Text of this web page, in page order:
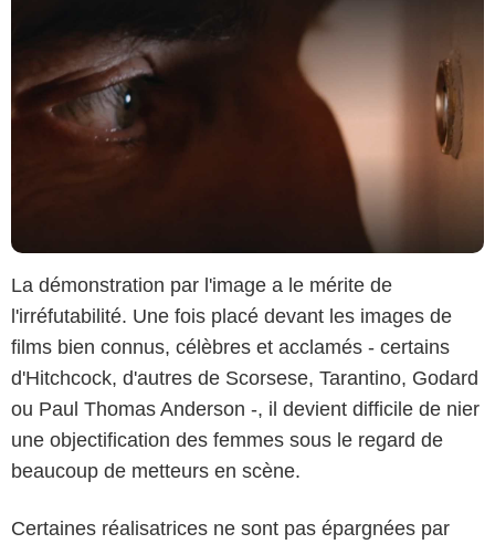
La démonstration par l'image a le mérite de
l'irréfutabilité. Une fois placé devant les images de
films bien connus, célèbres et acclamés - certains
d'Hitchcock, d'autres de Scorsese, Tarantino, Godard
ou Paul Thomas Anderson -, il devient difficile de nier
une objectification des femmes sous le regard de
beaucoup de metteurs en scène.
Certaines réalisatrices ne sont pas épargnées par
Arte